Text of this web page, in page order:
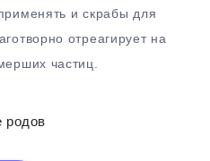
и скрабы для
отреагирует на
частиц.
родов